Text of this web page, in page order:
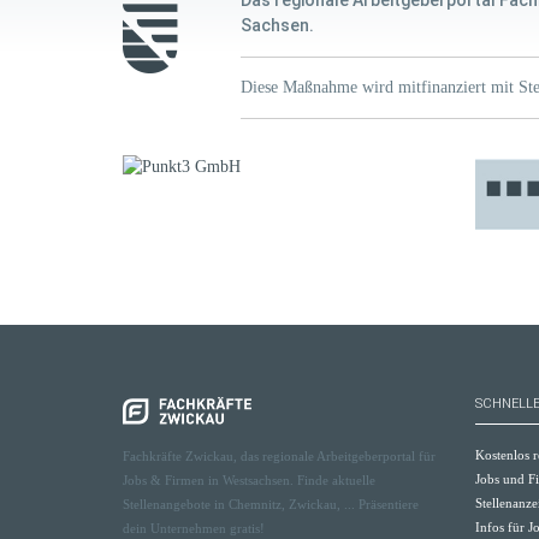
Sachsen.
Diese Maßnahme wird mitfinanziert mit
Fachkräfte Zwickau, das regionale Arbeitgeberportal für
Jobs & Firmen in Westsachsen. Finde aktuelle
Stellenangebote in Chemnitz, Zwickau, ... Präsentiere
dein Unternehmen gratis!
Kostenlos
Jobs und
Infos für